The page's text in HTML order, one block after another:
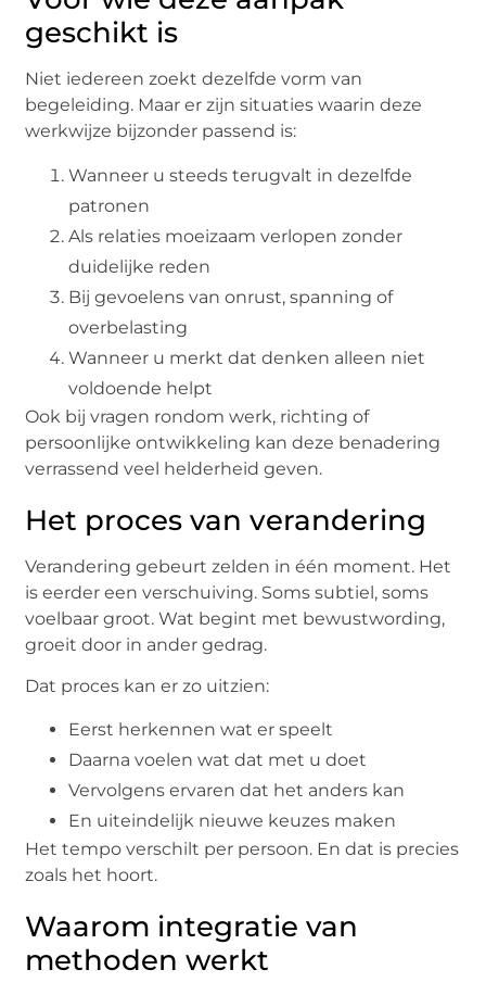
geschikt is
Niet iedereen zoekt dezelfde vorm van
begeleiding. Maar er zijn situaties waarin deze
werkwijze bijzonder passend is:
Wanneer u steeds terugvalt in dezelfde
patronen
Als relaties moeizaam verlopen zonder
duidelijke reden
Bij gevoelens van onrust, spanning of
overbelasting
Wanneer u merkt dat denken alleen niet
voldoende helpt
Ook bij vragen rondom werk, richting of
persoonlijke ontwikkeling kan deze benadering
verrassend veel helderheid geven.
Het proces van verandering
Verandering gebeurt zelden in één moment. Het
is eerder een verschuiving. Soms subtiel, soms
voelbaar groot. Wat begint met bewustwording,
groeit door in ander gedrag.
Dat proces kan er zo uitzien:
Eerst herkennen wat er speelt
Daarna voelen wat dat met u doet
Vervolgens ervaren dat het anders kan
En uiteindelijk nieuwe keuzes maken
Het tempo verschilt per persoon. En dat is precies
zoals het hoort.
Waarom integratie van
methoden werkt